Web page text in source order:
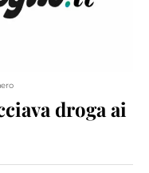
droga ai